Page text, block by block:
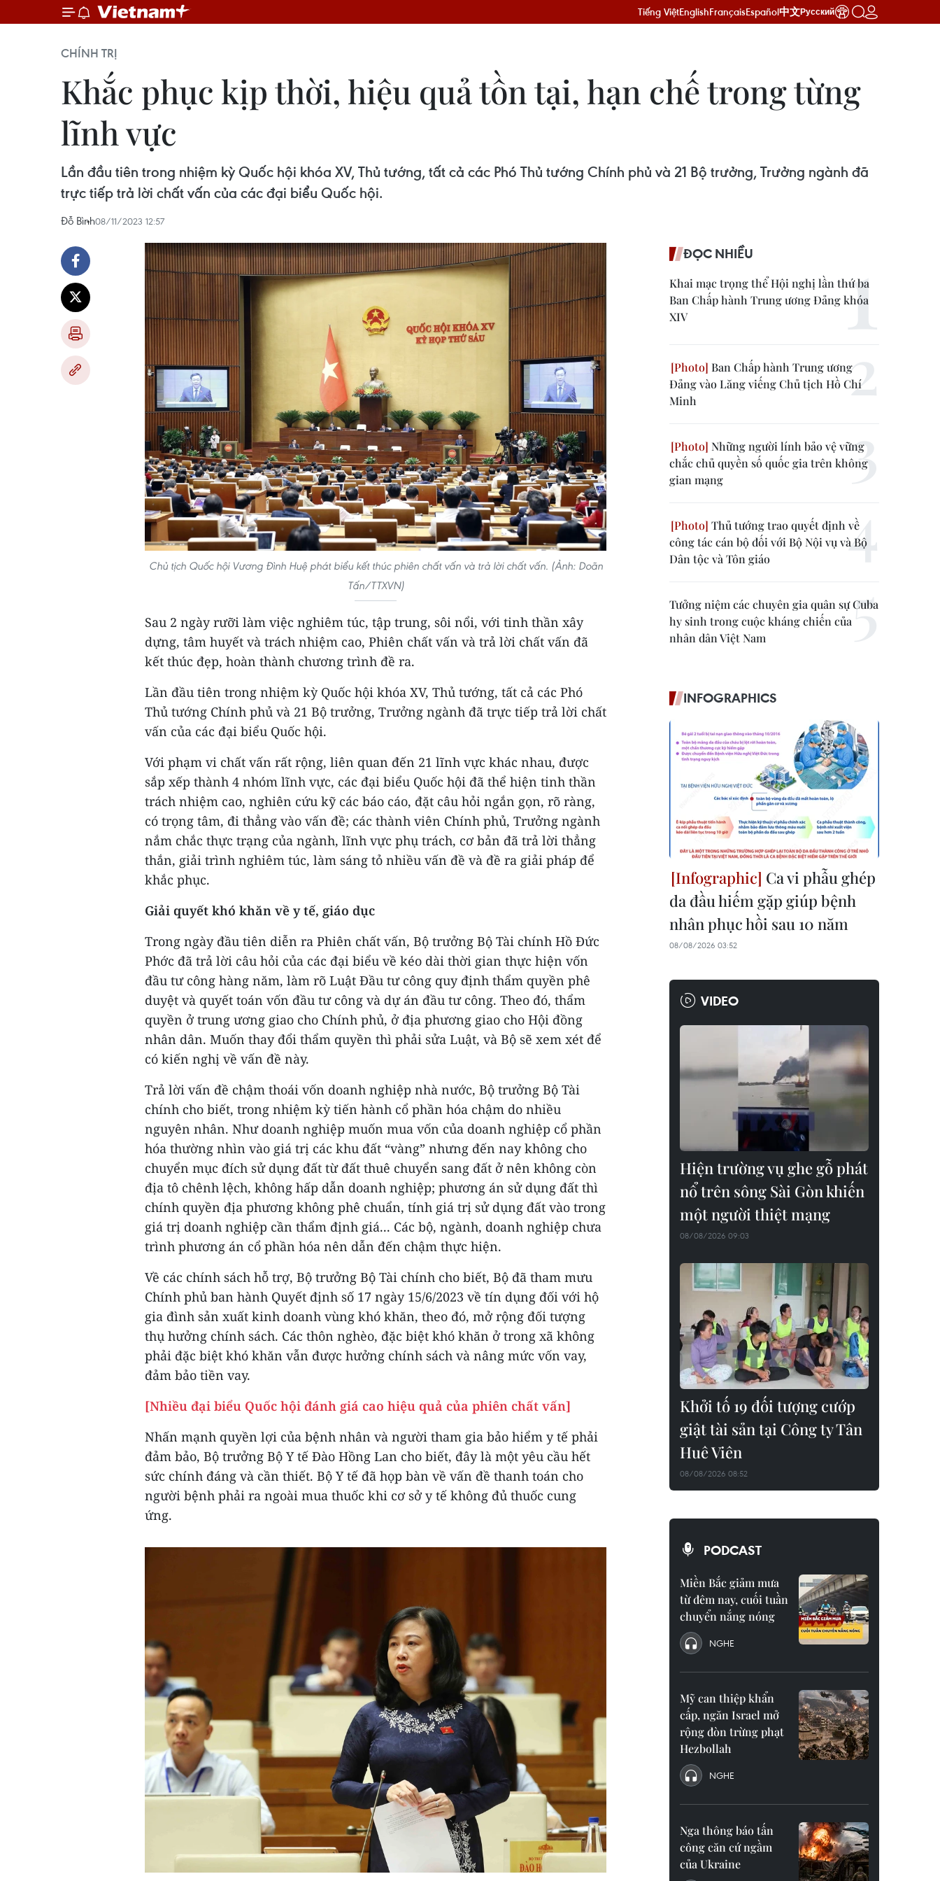
Tiếng ViệtEnglishFrançaisEspañol中文Русский
CHÍNH TRỊ
Khắc phục kịp thời, hiệu quả tồn tại, hạn chế trong từng
lĩnh vực
Lần đầu tiên trong nhiệm kỳ Quốc hội khóa XV, Thủ tướng, tất cả các Phó Thủ tướng Chính phủ và 21 Bộ trưởng, Trưởng ngành đã
trực tiếp trả lời chất vấn của các đại biểu Quốc hội.
Đỗ Bình08/11/2023 12:57
Chủ tịch Quốc hội Vương Đình Huệ phát biểu kết thúc phiên chất vấn và trả lời chất vấn. (Ảnh: Doãn
Tấn/TTXVN)
Sau 2 ngày rưỡi làm việc nghiêm túc, tập trung, sôi nổi, với tinh thần xây
dựng, tâm huyết và trách nhiệm cao, Phiên chất vấn và trả lời chất vấn đã
kết thúc đẹp, hoàn thành chương trình đề ra.
Lần đầu tiên trong nhiệm kỳ Quốc hội khóa XV, Thủ tướng, tất cả các Phó
Thủ tướng Chính phủ và 21 Bộ trưởng, Trưởng ngành đã trực tiếp trả lời chất
vấn của các đại biểu Quốc hội.
Với phạm vi chất vấn rất rộng, liên quan đến 21 lĩnh vực khác nhau, được
sắp xếp thành 4 nhóm lĩnh vực, các đại biểu Quốc hội đã thể hiện tinh thần
trách nhiệm cao, nghiên cứu kỹ các báo cáo, đặt câu hỏi ngắn gọn, rõ ràng,
có trọng tâm, đi thẳng vào vấn đề; các thành viên Chính phủ, Trưởng ngành
nắm chắc thực trạng của ngành, lĩnh vực phụ trách, cơ bản đã trả lời thẳng
thắn, giải trình nghiêm túc, làm sáng tỏ nhiều vấn đề và đề ra giải pháp để
khắc phục.
Giải quyết khó khăn về y tế, giáo dục
Trong ngày đầu tiên diễn ra Phiên chất vấn, Bộ trưởng Bộ Tài chính Hồ Đức
Phớc đã trả lời câu hỏi của các đại biểu về kéo dài thời gian thực hiện vốn
đầu tư công hàng năm, làm rõ Luật Đầu tư công quy định thẩm quyền phê
duyệt và quyết toán vốn đầu tư công và dự án đầu tư công. Theo đó, thẩm
quyền ở trung ương giao cho Chính phủ, ở địa phương giao cho Hội đồng
nhân dân. Muốn thay đổi thẩm quyền thì phải sửa Luật, và Bộ sẽ xem xét để
có kiến nghị về vấn đề này.
Trả lời vấn đề chậm thoái vốn doanh nghiệp nhà nước, Bộ trưởng Bộ Tài
chính cho biết, trong nhiệm kỳ tiến hành cổ phần hóa chậm do nhiều
nguyên nhân. Như doanh nghiệp muốn mua vốn của doanh nghiệp cổ phần
hóa thường nhìn vào giá trị các khu đất “vàng” nhưng đến nay không cho
chuyển mục đích sử dụng đất từ đất thuê chuyển sang đất ở nên không còn
địa tô chênh lệch, không hấp dẫn doanh nghiệp; phương án sử dụng đất thì
chính quyền địa phương không phê chuẩn, tính giá trị sử dụng đất vào trong
giá trị doanh nghiệp cần thẩm định giá... Các bộ, ngành, doanh nghiệp chưa
trình phương án cổ phần hóa nên dẫn đến chậm thực hiện.
Về các chính sách hỗ trợ, Bộ trưởng Bộ Tài chính cho biết, Bộ đã tham mưu
Chính phủ ban hành Quyết định số 17 ngày 15/6/2023 về tín dụng đối với hộ
gia đình sản xuất kinh doanh vùng khó khăn, theo đó, mở rộng đối tượng
thụ hưởng chính sách. Các thôn nghèo, đặc biệt khó khăn ở trong xã không
phải đặc biệt khó khăn vẫn được hưởng chính sách và nâng mức vốn vay,
đảm bảo tiền vay.
[Nhiều đại biểu Quốc hội đánh giá cao hiệu quả của phiên chất vấn]
Nhấn mạnh quyền lợi của bệnh nhân và người tham gia bảo hiểm y tế phải
đảm bảo, Bộ trưởng Bộ Y tế Đào Hồng Lan cho biết, đây là một yêu cầu hết
sức chính đáng và cần thiết. Bộ Y tế đã họp bàn về vấn đề thanh toán cho
người bệnh phải ra ngoài mua thuốc khi cơ sở y tế không đủ thuốc cung
ứng.
ĐỌC NHIỀU
Khai mạc trọng thể Hội nghị lần thứ ba
Ban Chấp hành Trung ương Đảng khóa
XIV
Ban Chấp hành Trung ương
Đảng vào Lăng viếng Chủ tịch Hồ Chí
Minh
Những người lính bảo vệ vững
chắc chủ quyền số quốc gia trên không
gian mạng
Thủ tướng trao quyết định về
công tác cán bộ đối với Bộ Nội vụ và Bộ
Dân tộc và Tôn giáo
Tưởng niệm các chuyên gia quân sự Cuba
hy sinh trong cuộc kháng chiến của
nhân dân Việt Nam
INFOGRAPHICS
Ca vi phẫu ghép
da đầu hiếm gặp giúp bệnh
nhân phục hồi sau 10 năm
08/08/2026 03:52
VIDEO
Hiện trường vụ ghe gỗ phát
nổ trên sông Sài Gòn khiến
một người thiệt mạng
08/08/2026 09:03
Khởi tố 19 đối tượng cướp
giật tài sản tại Công ty Tân
Huê Viên
08/08/2026 08:52
PODCAST
Miền Bắc giảm mưa
từ đêm nay, cuối tuần
chuyển nắng nóng
NGHE
Mỹ can thiệp khẩn
cấp, ngăn Israel mở
rộng đòn trừng phạt
Hezbollah
NGHE
Nga thông báo tấn
công căn cứ ngầm
của Ukraine